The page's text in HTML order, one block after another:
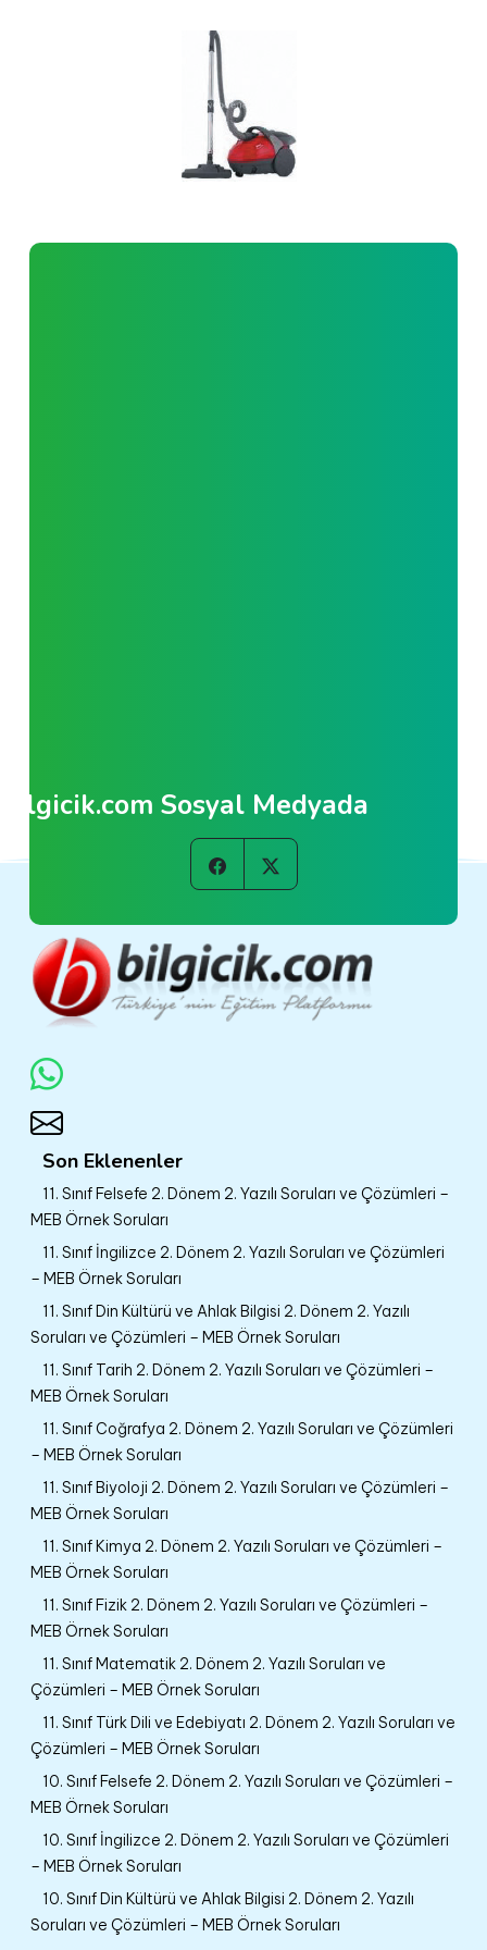
Bilgicik.com Sosyal Medyada
Son Eklenenler
11. Sınıf Felsefe 2. Dönem 2. Yazılı Soruları ve Çözümleri –
MEB Örnek Soruları
11. Sınıf İngilizce 2. Dönem 2. Yazılı Soruları ve Çözümleri
– MEB Örnek Soruları
11. Sınıf Din Kültürü ve Ahlak Bilgisi 2. Dönem 2. Yazılı
Soruları ve Çözümleri – MEB Örnek Soruları
11. Sınıf Tarih 2. Dönem 2. Yazılı Soruları ve Çözümleri –
MEB Örnek Soruları
11. Sınıf Coğrafya 2. Dönem 2. Yazılı Soruları ve Çözümleri
– MEB Örnek Soruları
11. Sınıf Biyoloji 2. Dönem 2. Yazılı Soruları ve Çözümleri –
MEB Örnek Soruları
11. Sınıf Kimya 2. Dönem 2. Yazılı Soruları ve Çözümleri –
MEB Örnek Soruları
11. Sınıf Fizik 2. Dönem 2. Yazılı Soruları ve Çözümleri –
MEB Örnek Soruları
11. Sınıf Matematik 2. Dönem 2. Yazılı Soruları ve
Çözümleri – MEB Örnek Soruları
11. Sınıf Türk Dili ve Edebiyatı 2. Dönem 2. Yazılı Soruları ve
Çözümleri – MEB Örnek Soruları
10. Sınıf Felsefe 2. Dönem 2. Yazılı Soruları ve Çözümleri –
MEB Örnek Soruları
10. Sınıf İngilizce 2. Dönem 2. Yazılı Soruları ve Çözümleri
– MEB Örnek Soruları
10. Sınıf Din Kültürü ve Ahlak Bilgisi 2. Dönem 2. Yazılı
Soruları ve Çözümleri – MEB Örnek Soruları